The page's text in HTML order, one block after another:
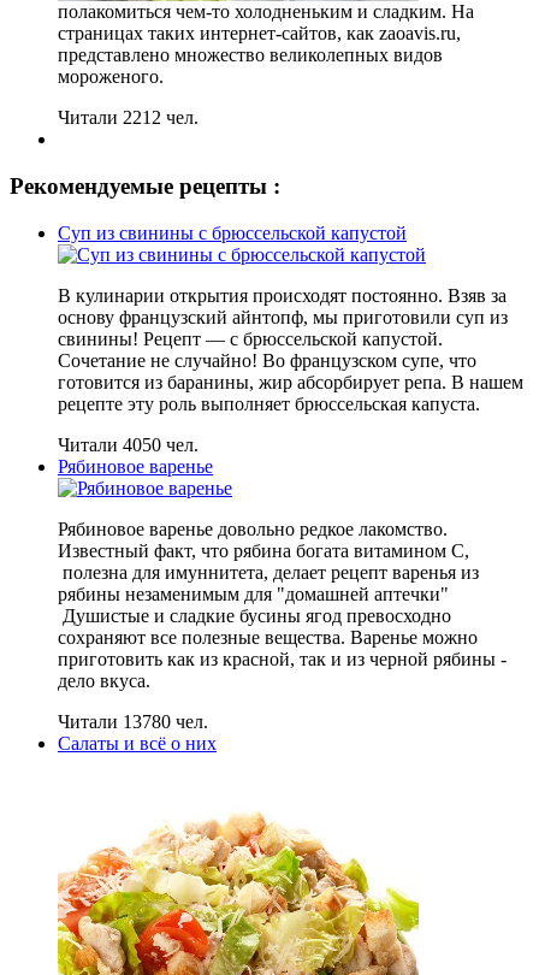
полакомиться чем-то холодненьким и сладким. На
страницах таких интернет-сайтов, как zaoavis.ru,
представлено множество великолепных видов
мороженого.
Читали 2212 чел.
Рекомендуемые рецепты :
Суп из свинины с брюссельской капустой
В кулинарии открытия происходят постоянно. Взяв за
основу французский айнтопф, мы приготовили суп из
свинины! Рецепт — с брюссельской капустой.
Сочетание не случайно! Во французском супе, что
готовится из баранины, жир абсорбирует репа. В нашем
рецепте эту роль выполняет брюссельская капуста.
Читали 4050 чел.
Рябиновое варенье
Рябиновое варенье довольно редкое лакомство.
Известный факт, что рябина богата витамином С,
полезна для имуннитета, делает рецепт варенья из
рябины незаменимым для "домашней аптечки"
Душистые и сладкие бусины ягод превосходно
сохраняют все полезные вещества. Варенье можно
приготовить как из красной, так и из черной рябины -
дело вкуса.
Читали 13780 чел.
Салаты и всё о них